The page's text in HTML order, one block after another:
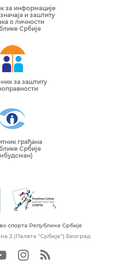
за информације
и заштиту
о личности
Србије
за заштиту
грађана
Србије
спорта Републике Србије
2 (Палата “Србија”) Београд